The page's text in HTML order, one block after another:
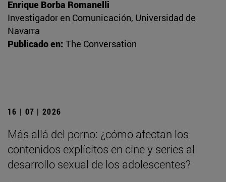
Enrique Borba Romanelli
Investigador en Comunicación, Universidad de
Navarra
Publicado en: The Conversation
16 | 07 | 2026
Más allá del porno: ¿cómo afectan los
contenidos explícitos en cine y series al
desarrollo sexual de los adolescentes?